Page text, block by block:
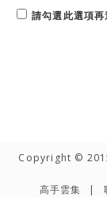
請勾選此選項再
Copyright ©
高手雲集